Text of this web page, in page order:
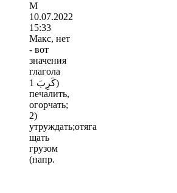
М
10.07.2022
15:33
Макс, нет
- вот
значения
глагола
كَرِبَ 1)
печалить,
огорчать;
2)
утруждать;отяга
щать
грузом
(напр.